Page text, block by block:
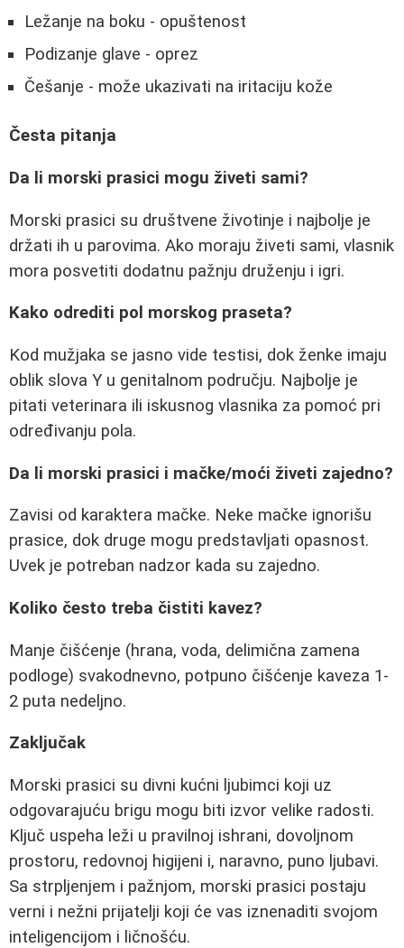
Ležanje na boku - opuštenost
Podizanje glave - oprez
Češanje - može ukazivati na iritaciju kože
Česta pitanja
Da li morski prasici mogu živeti sami?
Morski prasici su društvene životinje i najbolje je
držati ih u parovima. Ako moraju živeti sami, vlasnik
mora posvetiti dodatnu pažnju druženju i igri.
Kako odrediti pol morskog praseta?
Kod mužjaka se jasno vide testisi, dok ženke imaju
oblik slova Y u genitalnom području. Najbolje je
pitati veterinara ili iskusnog vlasnika za pomoć pri
određivanju pola.
Da li morski prasici i mačke/moći živeti zajedno?
Zavisi od karaktera mačke. Neke mačke ignorišu
prasice, dok druge mogu predstavljati opasnost.
Uvek je potreban nadzor kada su zajedno.
Koliko često treba čistiti kavez?
Manje čišćenje (hrana, voda, delimična zamena
podloge) svakodnevno, potpuno čišćenje kaveza 1-
2 puta nedeljno.
Zaključak
Morski prasici su divni kućni ljubimci koji uz
odgovarajuću brigu mogu biti izvor velike radosti.
Ključ uspeha leži u pravilnoj ishrani, dovoljnom
prostoru, redovnoj higijeni i, naravno, puno ljubavi.
Sa strpljenjem i pažnjom, morski prasici postaju
verni i nežni prijatelji koji će vas iznenaditi svojom
inteligencijom i ličnošću.